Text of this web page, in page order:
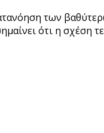
των
ότι η σχέση